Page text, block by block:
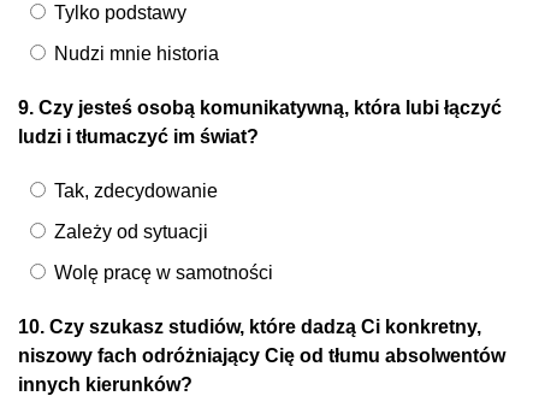
Tylko podstawy
Nudzi mnie historia
9. Czy jesteś osobą komunikatywną, która lubi łączyć
ludzi i tłumaczyć im świat?
Tak, zdecydowanie
Zależy od sytuacji
Wolę pracę w samotności
10. Czy szukasz studiów, które dadzą Ci konkretny,
niszowy fach odróżniający Cię od tłumu absolwentów
innych kierunków?